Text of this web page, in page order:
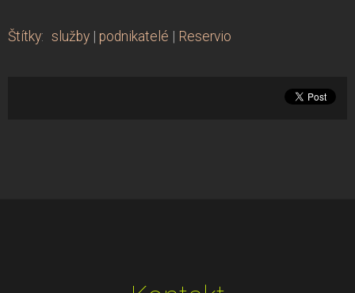
Štítky: služby | podnikatelé | Reservio